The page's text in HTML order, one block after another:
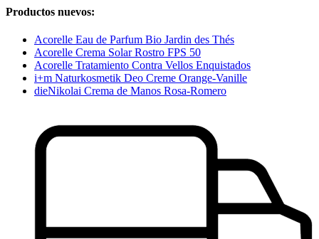
Productos nuevos:
Acorelle Eau de Parfum Bio Jardin des Thés
Acorelle Crema Solar Rostro FPS 50
Acorelle Tratamiento Contra Vellos Enquistados
i+m Naturkosmetik Deo Creme Orange-Vanille
dieNikolai Crema de Manos Rosa-Romero